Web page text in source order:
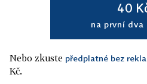
40
na první dva
Nebo zkuste předplatné bez
Kč.